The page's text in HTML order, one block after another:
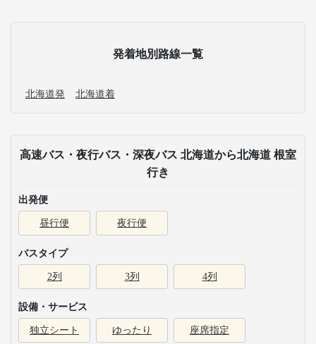
発着地別路線一覧
北海道発 北海道着
高速バス・夜行バス・深夜バス 北海道から北海道 根室
行き
出発便
昼行便 夜行便
バスタイプ
2列 3列 4列
設備・サービス
独立シート ゆったり 座席指定